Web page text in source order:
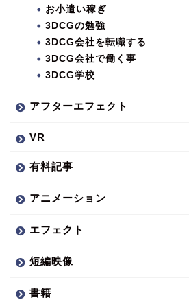
お小遣い稼ぎ
3DCGの勉強
3DCG会社を転職する
3DCG会社で働く事
3DCG学校
アフターエフェクト
VR
有料記事
アニメーション
エフェクト
短編映像
書籍